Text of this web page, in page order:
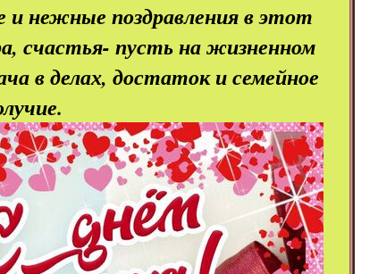
нежные поздравления в этот
счастья- пусть на жизненном
в делах, достаток и семейное